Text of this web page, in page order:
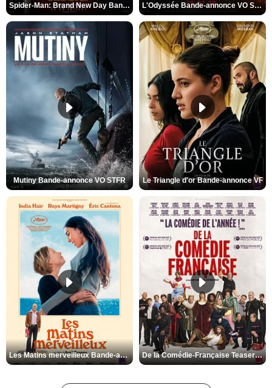
Spider-Man: Brand New Day Bande-annonce VO STFR L'Odyssée Bande-annonce VO STFR
Mutiny Bande-annonce VO STFR Le Triangle d'or Bande-annonce VF
Les Matins merveilleux Bande-annonce VF De la Comédie-Française Teaser VF